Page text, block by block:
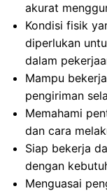
akurat
Kondisi fisik
diperlukan
dalam
Mampu
pengiriman
Memahami
dan cara
Siap bekerja
dengan
Menguasai